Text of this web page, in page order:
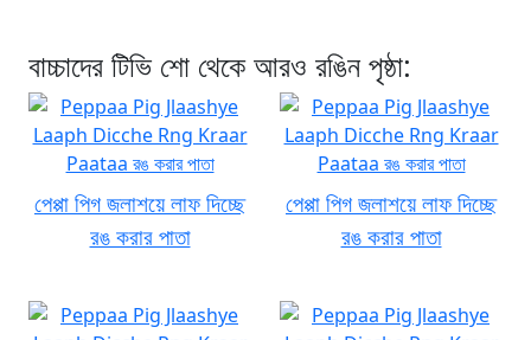
বাচ্চাদের টিভি শো থেকে আরও রঙিন পৃষ্ঠা:
পেপ্পা পিগ জলাশয়ে লাফ দিচ্ছে
রঙ করার পাতা
পেপ্পা পিগ জলাশয়ে লাফ দিচ্ছে
রঙ করার পাতা